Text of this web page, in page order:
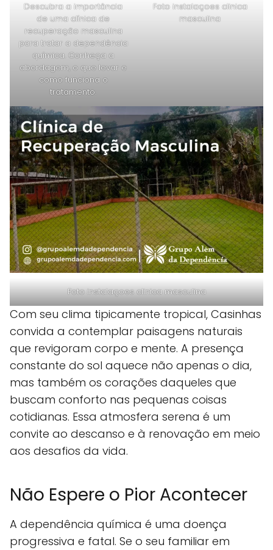
Descubra a importância
de uma clínica de
recuperação masculina
para tratar a dependência
química. Conheça a
abordagem, o que levar e
como funciona o
tratamento.
Foto instalaçoes clinica
masculina
Foto instalaçoes clinica masculina
Com seu clima tipicamente tropical, Casinhas
convida a contemplar paisagens naturais
que revigoram corpo e mente. A presença
constante do sol aquece não apenas o dia,
mas também os corações daqueles que
buscam conforto nas pequenas coisas
cotidianas. Essa atmosfera serena é um
convite ao descanso e à renovação em meio
aos desafios da vida.
Não Espere o Pior Acontecer
A dependência química é uma doença
progressiva e fatal. Se o seu familiar em